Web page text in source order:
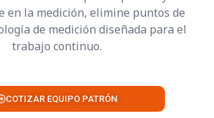
en la medición, elimine puntos de
de medición diseñada para el
trabajo continuo.
COTIZAR EQUIPO PATRÓN